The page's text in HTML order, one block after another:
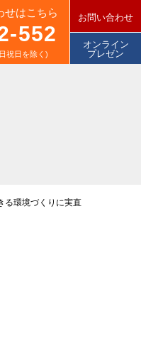
お問い合わせ
オンライン
プレゼン
せはこちら
552
祝日を除く)
る環境づくりに実直